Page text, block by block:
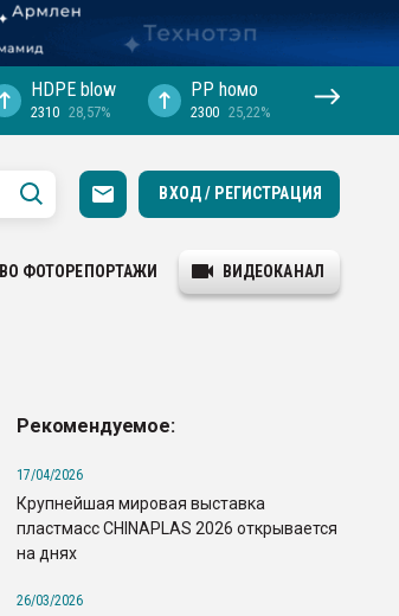
HDPE blow
2310 28,57%
PP hомо
2300 25,22%
ВХОД / РЕГИСТРАЦИЯ
ФОТОРЕПОРТАЖИ ВИДЕОКАНАЛ
Рекомендуемое:
17/04/2026
Крупнейшая мировая выставка
пластмасс CHINAPLAS 2026 открывается
на днях
26/03/2026